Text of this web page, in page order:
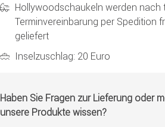
Hollywoodschaukeln werden nach
Terminvereinbarung per Spedition
geliefert
Inselzuschlag: 20 Euro
Haben Sie Fragen zur Lieferung oder
unsere Produkte wissen?